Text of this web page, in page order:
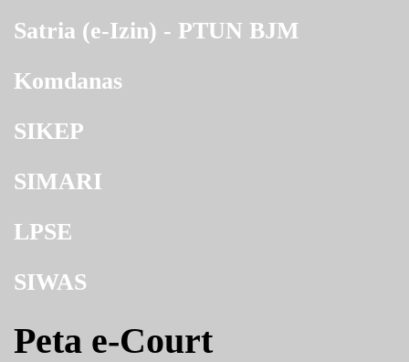
Satria (e-Izin) - PTUN BJM
Komdanas
SIKEP
SIMARI
LPSE
SIWAS
Peta e-Court